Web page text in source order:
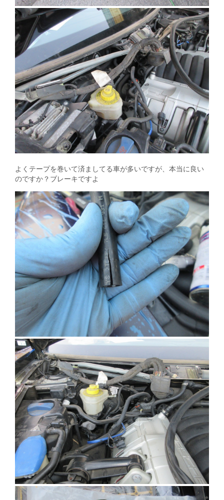
よくテープを巻いて済ましてる車が多いですが、本当に良い
のですか？ブレーキですよ